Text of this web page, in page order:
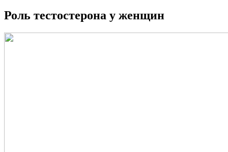
Роль тестостерона у женщин